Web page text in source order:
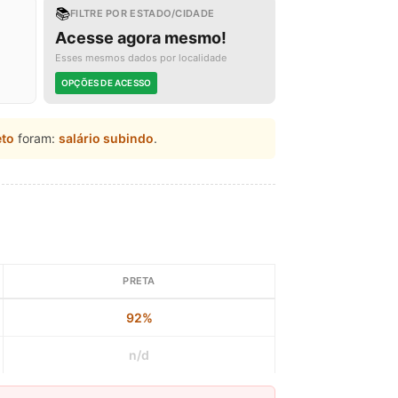
📚FILTRE POR ESTADO/CIDADE
Acesse agora mesmo!
Esses mesmos dados por localidade
OPÇÕES DE ACESSO
foram: salário subindo.
PRETA
92%
n/d